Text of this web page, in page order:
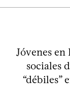
Jóvenes
sociales
“débiles”